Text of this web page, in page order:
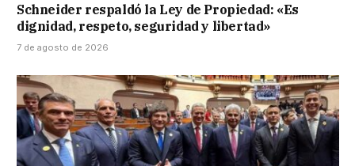
Schneider respaldó la Ley de Propiedad: «Es
dignidad, respeto, seguridad y libertad»
7 de agosto de 2026